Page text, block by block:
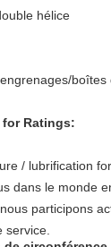
hélice
boîtes
Ratings:
/ lubrification
dans le monde
participons
service.